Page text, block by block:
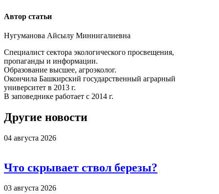
Автор статьи
Нугуманова Айсылу Миннигалиевна
Специалист сектора экологического просвещения,
пропаганды и информации.
Образование высшее, агроэколог.
Окончила Башкирский государственный аграрный
университет в 2013 г.
В заповеднике работает с 2014 г.
Другие новости
04 августа 2026
Что скрывает ствол березы?
03 августа 2026